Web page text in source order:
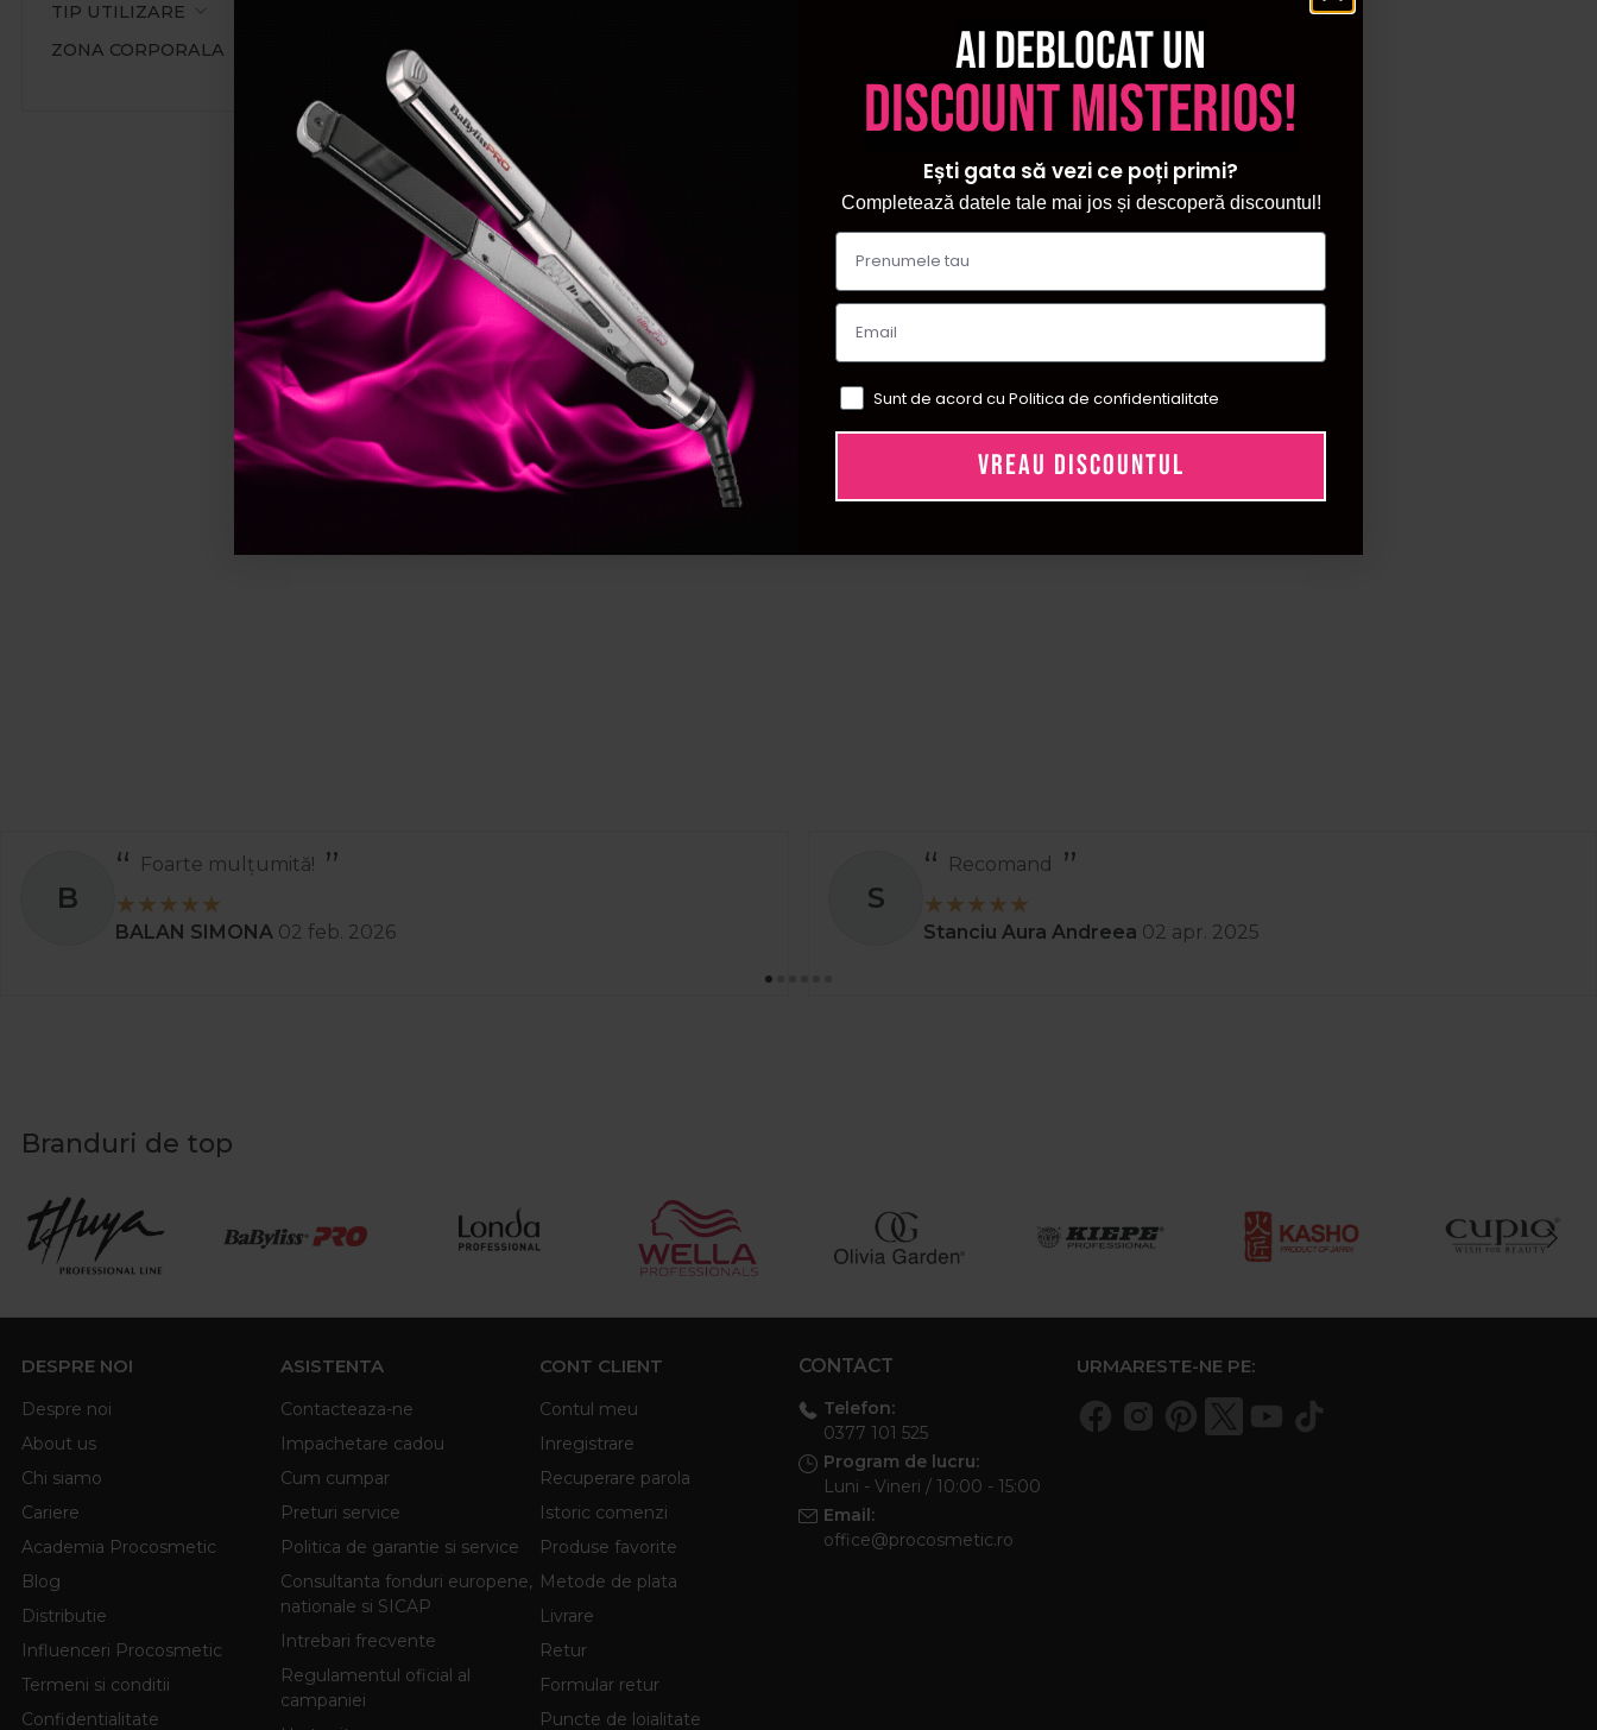
TIP UTILIZARE
ZONA CORPORALA
B
Foarte mulțumită!
BALAN SIMONA 02 feb. 2026
S
Recomand
Stanciu Aura Andreea 02 apr. 2025
Branduri de top
DESPRE NOI
Despre noi
About us
Chi siamo
Cariere
Academia Procosmetic
Blog
Distributie
Influenceri Procosmetic
Termeni si conditii
Confidentialitate
ASISTENTA
Contacteaza-ne
Impachetare cadou
Cum cumpar
Preturi service
Politica de garantie si service
Consultanta fonduri europene,
nationale si SICAP
Intrebari frecvente
Regulamentul oficial al
campaniei
CONT CLIENT
Contul meu
Inregistrare
Recuperare parola
Istoric comenzi
Produse favorite
Metode de plata
Livrare
Retur
Formular retur
Puncte de loialitate
CONTACT
Telefon:
0377 101 525
Program de lucru:
Luni - Vineri / 10:00 - 15:00
Email:
office@procosmetic.ro
URMARESTE-NE PE:
Ai deblocat un
discount misterios!
Ești gata să vezi ce poți primi?
Completează datele tale mai jos și descoperă discountul!
Sunt de acord cu Politica de confidentialitate
VREAU DISCOUNTUL